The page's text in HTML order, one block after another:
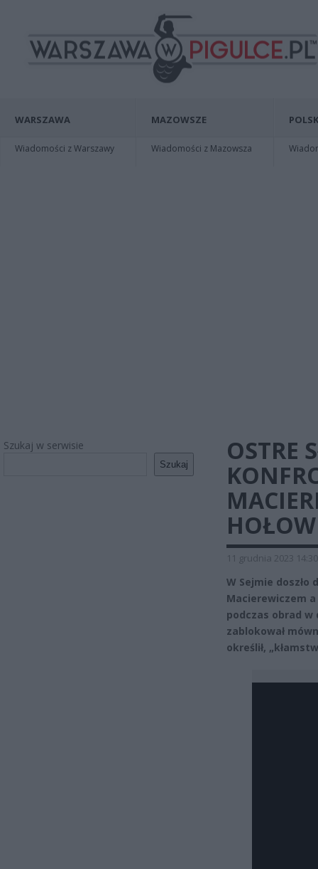
WARSZAWA
Wiadomości z Warszawy
MAZOWSZE
Wiadomości z Mazowsza
Szukaj w serwisie
Szukaj
OSTRE
11 grudnia 2023 14:30
W Sejmie doszło
Macierewiczem a
podczas obrad w
zablokował
określił,